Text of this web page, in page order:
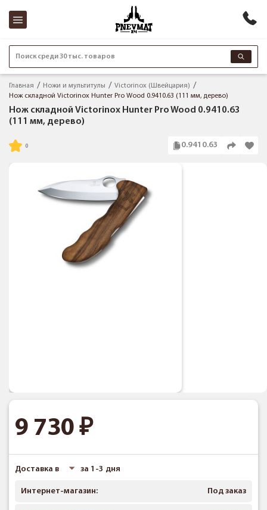
Поиск среди 30 тыс. товаров
Главная Ножи и мультитулы
Victorinox (Швейцария)
Нож складной Victorinox Hunter Pro Wood 0.9410.63 (111 мм, дерево)
Нож складной Victorinox Hunter Pro Wood 0.9410.63
(111 мм, дерево)
0.9410.63
9 730
Доставка в за 1-3 дня
Интернет-магазин: Под заказ